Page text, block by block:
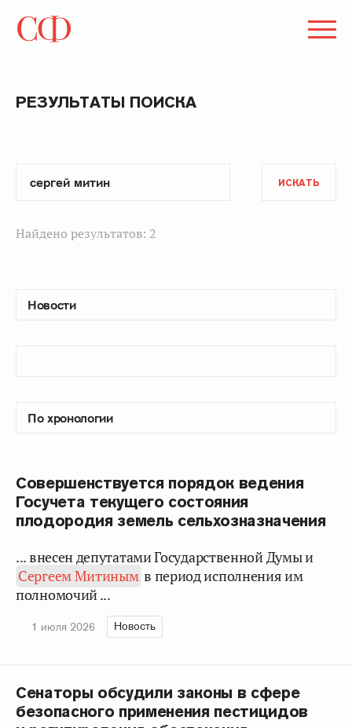
РЕЗУЛЬТАТЫ ПОИСКА
ИСКАТЬ
Найдено результатов: 2
Совершенствуется порядок ведения
Госучета текущего состояния
плодородия земель сельхозназначения
... внесен депутатами Государственной Думы и
Сергеем Митиным в период исполнения им
полномочий ...
1 июля 2026 Новость
Сенаторы обсудили законы в сфере
безопасного применения пестицидов